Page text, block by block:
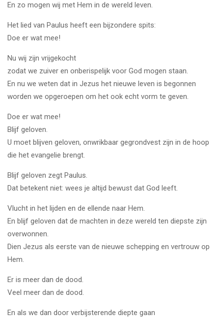
En zo mogen wij met Hem in de wereld leven.
Het lied van Paulus heeft een bijzondere spits:
Doe er wat mee!
Nu wij zijn vrijgekocht
zodat we zuiver en onberispelijk voor God mogen staan.
En nu we weten dat in Jezus het nieuwe leven is begonnen
worden we opgeroepen om het ook echt vorm te geven.
Doe er wat mee!
Blijf geloven.
U moet blijven geloven, onwrikbaar gegrondvest zijn in de hoop
die het evangelie brengt.
Blijf geloven zegt Paulus.
Dat betekent niet: wees je altijd bewust dat God leeft.
Vlucht in het lijden en de ellende naar Hem.
En blijf geloven dat de machten in deze wereld ten diepste zijn
overwonnen.
Dien Jezus als eerste van de nieuwe schepping en vertrouw op
Hem.
Er is meer dan de dood.
Veel meer dan de dood.
En als we dan door verbijsterende diepte gaan